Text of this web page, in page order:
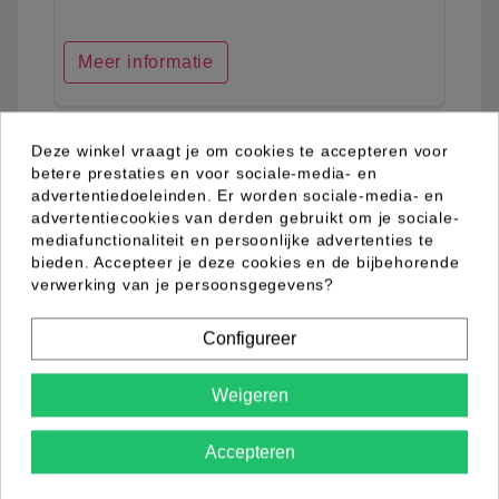
Meer informatie
favorite_border
Deze winkel vraagt je om cookies te accepteren voor
betere prestaties en voor sociale-media- en
advertentiedoeleinden. Er worden sociale-media- en
advertentiecookies van derden gebruikt om je sociale-
mediafunctionaliteit en persoonlijke advertenties te
bieden. Accepteer je deze cookies en de bijbehorende
verwerking van je persoonsgegevens?
Configureer
Weigeren
Accepteren